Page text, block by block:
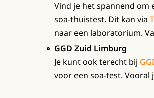
Vind je het spannend om
soa-thuistest. Dit kan via
naar een laboratorium.
GGD Zuid Limburg
Je kunt ook terecht bij
voor een soa-test.